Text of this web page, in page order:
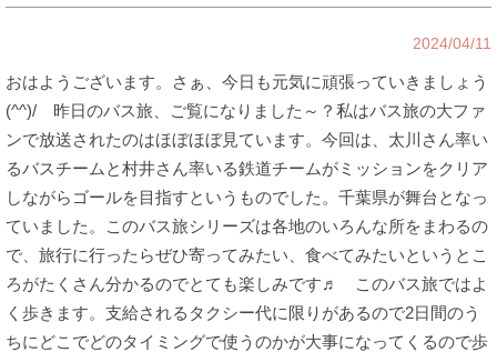
2024/04/11
おはようございます。さぁ、今日も元気に頑張っていきましょう
(^^)/ 昨日のバス旅、ご覧になりました～？私はバス旅の大ファ
ンで放送されたのはほぼほぼ見ています。今回は、太川さん率い
るバスチームと村井さん率いる鉄道チームがミッションをクリア
しながらゴールを目指すというものでした。千葉県が舞台となっ
ていました。このバス旅シリーズは各地のいろんな所をまわるの
で、旅行に行ったらぜひ寄ってみたい、食べてみたいというとこ
ろがたくさん分かるのでとても楽しみです♬ このバス旅ではよ
く歩きます。支給されるタクシー代に限りがあるので2日間のう
ちにどこでどのタイミングで使うのかが大事になってくるので歩